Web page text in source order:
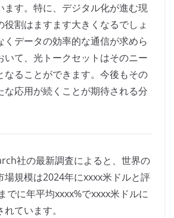
ます。特に、デジタル化が進む現
役割はますます大きくなるでしょ
くデータの効率的な通信が求めら
いて、光トークセットはそのニー
なることができます。今後もその
な応用が続くことが期待される分
社の最新調査によると、世界の
場規模は2024年にxxxx米ドルと評
でに年平均xxxx%でxxxx米ドルに
ています。